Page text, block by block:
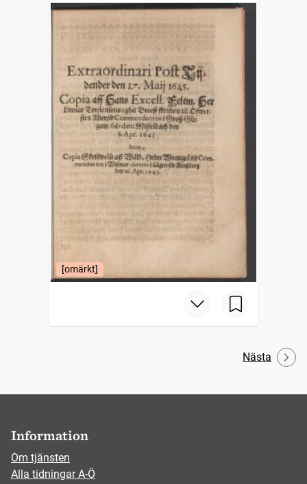
[omärkt]
Nästa
Information
Om tjänsten
Alla tidningar A-Ö